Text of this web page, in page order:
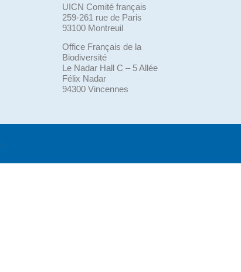
UICN Comité français
259-261 rue de Paris
93100 Montreuil
Office Français de la
Biodiversité
Le Nadar Hall C – 5 Allée
Félix Nadar
94300 Vincennes